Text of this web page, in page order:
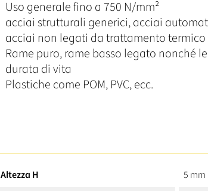
Uso generale fino a 750 N/mm²
acciai strutturali generici, acciai
acciai non legati da trattamento termico
Rame puro, rame basso legato nonché
durata di vita
Plastiche come POM, PVC, ecc.
Altezza H
5 mm